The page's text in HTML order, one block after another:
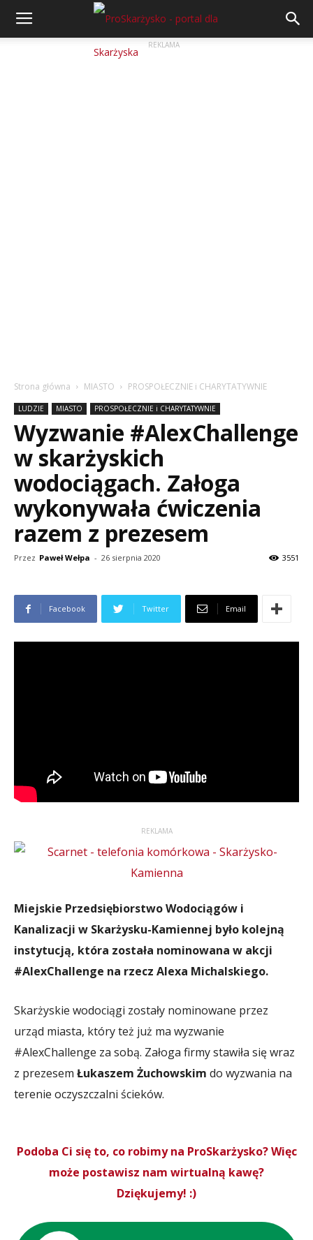
REKLAMA
Strona główna MIASTO PROSPOŁECZNIE i CHARYTATYWNIE
LUDZIE MIASTO PROSPOŁECZNIE i CHARYTATYWNIE
Wyzwanie #AlexChallenge
w skarżyskich
wodociągach. Załoga
wykonywała ćwiczenia
razem z prezesem
Przez Paweł Wełpa - 26 sierpnia 2020 3551
Facebook Twitter Email
REKLAMA
Miejskie Przedsiębiorstwo Wodociągów i
Kanalizacji w Skarżysku-Kamiennej było kolejną
instytucją, która została nominowana w akcji
#AlexChallenge na rzecz Alexa Michalskiego.
Skarżyskie wodociągi zostały nominowane przez
urząd miasta, który też już ma wyzwanie
#AlexChallenge za sobą. Załoga firmy stawiła się wraz
z prezesem Łukaszem Żuchowskim do wyzwania na
terenie oczyszczalni ścieków.
Podoba Ci się to, co robimy na ProSkarżysko? Więc
może postawisz nam wirtualną kawę?
Dziękujemy! :)